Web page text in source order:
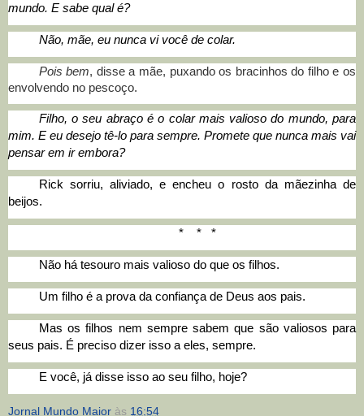
mundo. E sabe qual é?
Não, mãe, eu nunca vi você de colar.
Pois bem, disse a mãe, puxando os bracinhos do filho e os
envolvendo no pescoço.
Filho, o seu abraço é o colar mais valioso do mundo, para
mim. E eu desejo tê-lo para sempre. Promete que nunca mais vai
pensar em ir embora?
Rick sorriu, aliviado, e encheu o rosto da mãezinha de
beijos.
* * *
Não há tesouro mais valioso do que os filhos.
Um filho é a prova da confiança de Deus aos pais.
Mas os filhos nem sempre sabem que são valiosos para
seus pais. É preciso dizer isso a eles, sempre.
E você, já disse isso ao seu filho, hoje?
Jornal Mundo Maior às 16:54